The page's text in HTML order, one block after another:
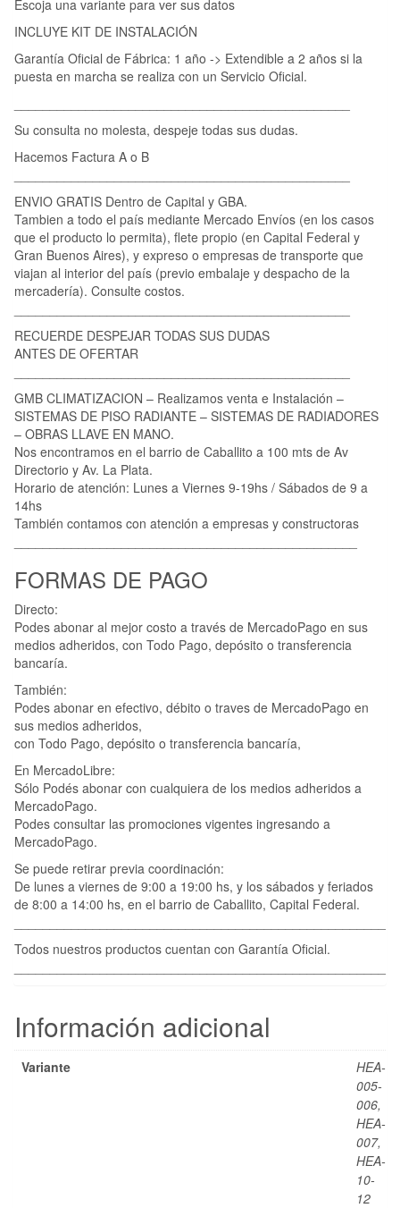
Escoja una variante para ver sus datos
INCLUYE KIT DE INSTALACIÓN
Garantía Oficial de Fábrica: 1 año -> Extendible a 2 años si la
puesta en marcha se realiza con un Servicio Oficial.
Su consulta no molesta, despeje todas sus dudas.
Hacemos Factura A o B
ENVIO GRATIS Dentro de Capital y GBA.
Tambien a todo el país mediante Mercado Envíos (en los casos
que el producto lo permita), flete propio (en Capital Federal y
Gran Buenos Aires), y expreso o empresas de transporte que
viajan al interior del país (previo embalaje y despacho de la
mercadería). Consulte costos.
RECUERDE DESPEJAR TODAS SUS DUDAS
ANTES DE OFERTAR
GMB CLIMATIZACION – Realizamos venta e Instalación –
SISTEMAS DE PISO RADIANTE – SISTEMAS DE RADIADORES
– OBRAS LLAVE EN MANO.
Nos encontramos en el barrio de Caballito a 100 mts de Av
Directorio y Av. La Plata.
Horario de atención: Lunes a Viernes 9-19hs / Sábados de 9 a
14hs
También contamos con atención a empresas y constructoras
FORMAS DE PAGO
Directo:
Podes abonar al mejor costo a través de MercadoPago en sus
medios adheridos, con Todo Pago, depósito o transferencia
bancaría.
También:
Podes abonar en efectivo, débito o traves de MercadoPago en
sus medios adheridos,
con Todo Pago, depósito o transferencia bancaría,
En MercadoLibre:
Sólo Podés abonar con cualquiera de los medios adheridos a
MercadoPago.
Podes consultar las promociones vigentes ingresando a
MercadoPago.
Se puede retirar previa coordinación:
De lunes a viernes de 9:00 a 19:00 hs, y los sábados y feriados
de 8:00 a 14:00 hs, en el barrio de Caballito, Capital Federal.
Todos nuestros productos cuentan con Garantía Oficial.
Información adicional
Variante
HEA-
005-
006,
HEA-
007,
HEA-
10-
12